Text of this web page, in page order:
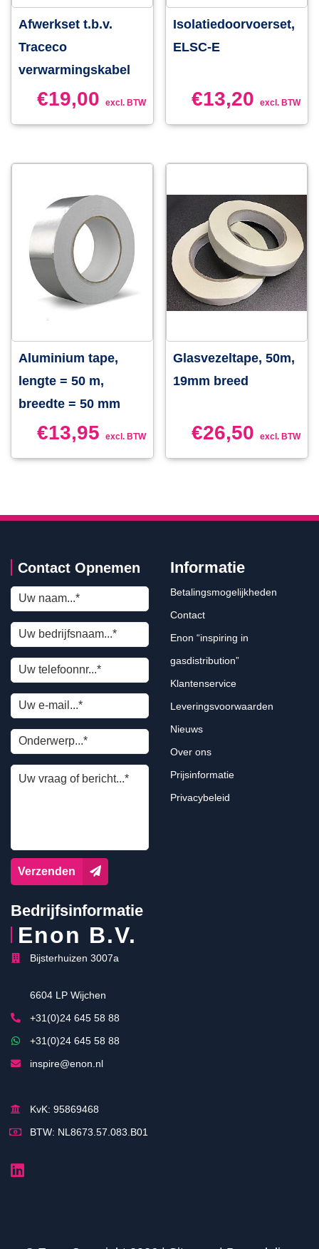
Afwerkset t.b.v.
Traceco
verwarmingskabel
€19,00 excl. BTW
Isolatiedoorvoerset,
ELSC-E
€13,20 excl. BTW
Aluminium tape,
lengte = 50 m,
breedte = 50 mm
€13,95 excl. BTW
Glasvezeltape, 50m,
19mm breed
€26,50 excl. BTW
Contact Opnemen
Verzenden
Informatie
Betalingsmogelijkheden
Contact
Enon “inspiring in
gasdistribution”
Klantenservice
Leveringsvoorwaarden
Nieuws
Over ons
Prijsinformatie
Privacybeleid
Bedrijfsinformatie
Enon B.V.
Bijsterhuizen 3007a
6604 LP Wijchen
+31(0)24 645 58 88
+31(0)24 645 58 88
inspire@enon.nl
KvK: 95869468
BTW: NL8673.57.083.B01